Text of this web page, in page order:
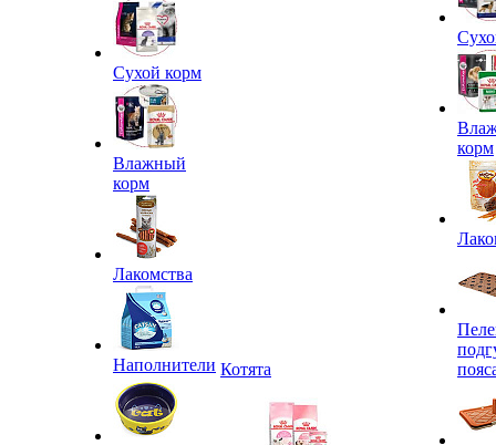
Сухой корм
Влажный
корм
Лакомства
Наполнители Котята
корм